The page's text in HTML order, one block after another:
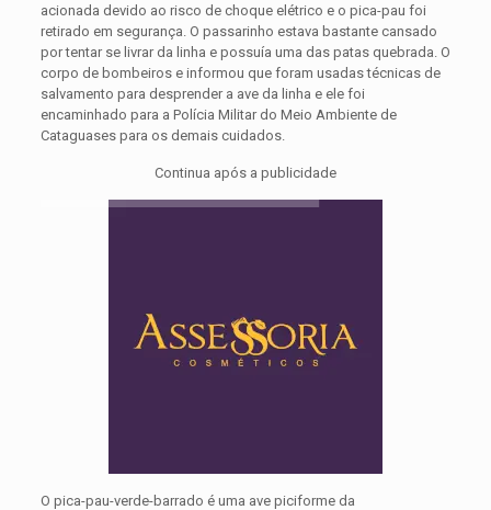
acionada devido ao risco de choque elétrico e o pica-pau foi
retirado em segurança. O passarinho estava bastante cansado
por tentar se livrar da linha e possuía uma das patas quebrada. O
corpo de bombeiros e informou que foram usadas técnicas de
salvamento para desprender a ave da linha e ele foi
encaminhado para a Polícia Militar do Meio Ambiente de
Cataguases para os demais cuidados.
Continua após a publicidade
O pica-pau-verde-barrado é uma ave piciforme da